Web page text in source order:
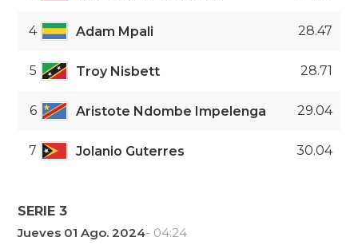
4 Adam Mpali 28.47
5 Troy Nisbett 28.71
6 Aristote Ndombe Impelenga 29.04
7 Jolanio Guterres 30.04
SERIE 3
Jueves 01 Ago. 2024- 04:24